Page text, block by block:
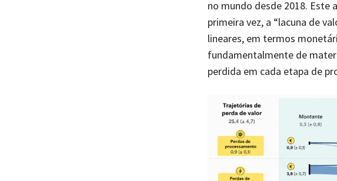
no mundo desde 2018. Este
primeira vez, a “lacuna de
lineares, em termos
fundamentalmente de
perdida em cada etapa de